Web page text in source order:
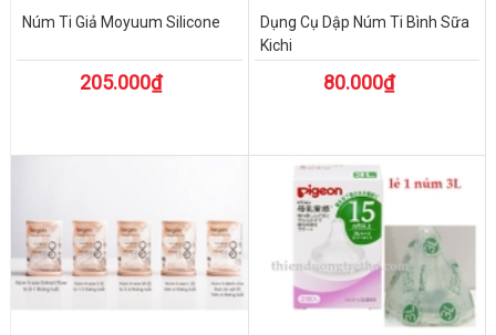
Núm Ti Giả Moyuum Silicone
205.000₫
Dụng Cụ Dập Núm Ti Bình Sữa
Kichi
80.000₫